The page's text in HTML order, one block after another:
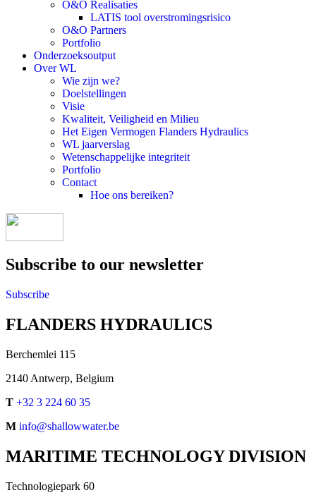
O&O Realisaties
LATIS tool overstromingsrisico
O&O Partners
Portfolio
Onderzoeksoutput
Over WL
Wie zijn we?
Doelstellingen
Visie
Kwaliteit, Veiligheid en Milieu
Het Eigen Vermogen Flanders Hydraulics
WL jaarverslag
Wetenschappelijke integriteit
Portfolio
Contact
Hoe ons bereiken?
Subscribe to our newsletter
Subscribe
FLANDERS HYDRAULICS
Berchemlei 115
2140 Antwerp, Belgium
T +32 3 224 60 35
M info@shallowwater.be
MARITIME TECHNOLOGY DIVISION
Technologiepark 60